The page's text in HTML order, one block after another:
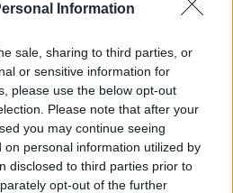
Information
sale, sharing to third parties, or
or sensitive information for
please use the below opt-out
Please note that after your
you may continue seeing
on personal information utilized by
disclosed to third parties prior to
opt-out of the further
η Λώξη κάνει
και συνεχίζει
προσβασιμότητα
ένα στερεότυπο